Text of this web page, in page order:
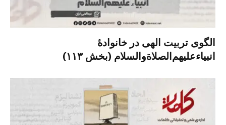
الگوی تربیت الهی در خانوادۀ
انبیاءعلیهم‌الصلاةو‌السلام (بخش ۱۱۳)